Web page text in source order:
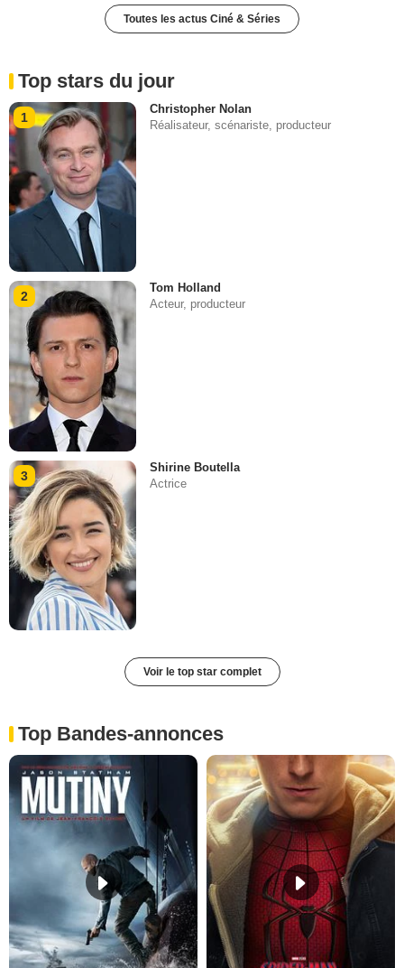
Toutes les actus Ciné & Séries
Top stars du jour
1
Christopher Nolan
Réalisateur, scénariste, producteur
2
Tom Holland
Acteur, producteur
3
Shirine Boutella
Actrice
Voir le top star complet
Top Bandes-annonces